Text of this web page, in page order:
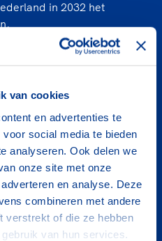
van cookies
en advertenties te
social media te bieden
analyseren. Ook delen we
onze site met onze
en analyse. Deze
combineren met andere
verstrekt of die ze hebben
van hun services.
in 2032 het
groeistrategie
richt zich op het
inkomsten voor de